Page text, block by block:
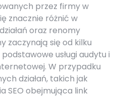
przez firmy w
znacznie różnić w
oraz renomy
zaczynają się od kilku
usługi audytu i
W przypadku
działań, takich jak
SEO obejmująca link